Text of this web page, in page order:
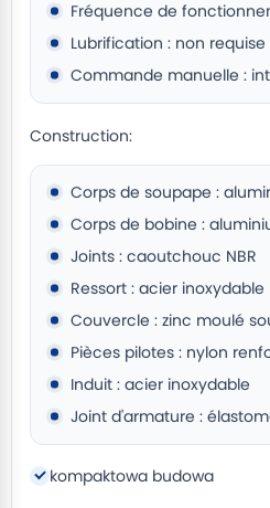
Fréquence de
Lubrification : non requise
Commande manuelle :
Construction:
Corps de soupape :
Corps de bobine :
Joints : caoutchouc NBR
Ressort : acier inoxydable
Couvercle : zinc moulé
Pièces pilotes : nylon
Induit : acier inoxydable
Joint d'armature :
kompaktowa budowa